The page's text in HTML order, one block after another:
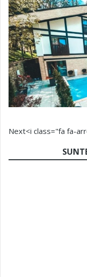
Next<i class="fa fa-